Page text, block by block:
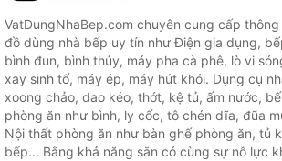
VatDungNhaBep.com chuyên cung cấp
đồ dùng nhà bếp uy tín như Điện gia dụng,
bình đun, bình thủy, máy pha cà phê, lò vi
xay sinh tố, máy ép, máy hút khói. Dụng cụ
xoong chảo, dao kéo, thớt, kệ tủ, ấm nước,
phòng ăn như bình, ly cốc, tô chén dĩa, đũa
Nội thất phòng ăn như bàn ghế phòng ăn, tủ
bếp... Bằng khả năng sẵn có cùng sự nỗ lực